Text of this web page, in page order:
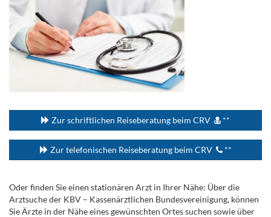
Zur schriftlichen Reiseberatung beim CRV **
Zur telefonischen Reiseberatung beim CRV **
Oder finden Sie einen stationären Arzt in Ihrer Nähe: Über die
Arztsuche der KBV – Kassenärztlichen Bundesvereinigung, können
Sie Ärzte in der Nähe eines gewünschten Ortes suchen sowie über